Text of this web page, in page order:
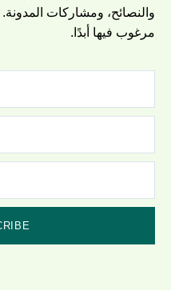
والنصائح، ومشاركات
مرغوب فيها أبدًا.